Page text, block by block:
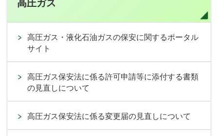
高圧ガス
高圧ガス・液化石油ガスの保安に関するポータル
サイト
高圧ガス保安法に係る許可申請等に添付する書類
の見直しについて
高圧ガス保安法に係る変更届の見直しについて